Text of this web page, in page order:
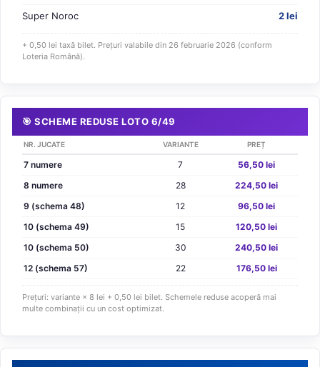
Super Noroc
2 lei
+ 0,50 lei taxă bilet. Prețuri valabile din 26 februarie 2026 (conform
Loteria Română).
🎯 SCHEME REDUSE LOTO 6/49
NR. JUCATE VARIANTE PREȚ
7 numere 7
56,50 lei
8 numere
28
224,50 lei
9 (schema 48)
12
96,50 lei
10 (schema 49)
15
120,50 lei
10 (schema 50)
30
240,50 lei
12 (schema 57)
22 176,50 lei
Prețuri: variante × 8 lei + 0,50 lei bilet. Schemele reduse acoperă mai
multe combinații cu un cost optimizat.